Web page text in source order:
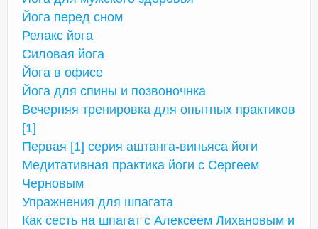
Йога перед сном
Релакс йога
Силовая йога
Йога в офисе
Йога для спины и позвоночнка
Вечерняя тренировка для опытных практиков
[1]
Первая [1] серия аштанга-виньяса йоги
Медитативная практика йоги с Сергеем
Черновым
Упражнения для шпагата
Как сесть на шпагат с Алексеем Лихановым и